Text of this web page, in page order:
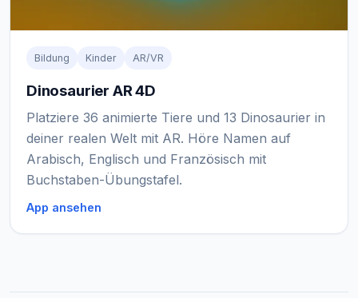
Bildung Kinder AR/VR
Dinosaurier AR 4D
Platziere 36 animierte Tiere und 13 Dinosaurier in
deiner realen Welt mit AR. Höre Namen auf
Arabisch, Englisch und Französisch mit
Buchstaben-Übungstafel.
App ansehen